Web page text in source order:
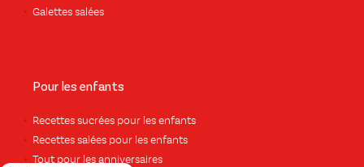
Galettes salées
Pour les enfants
Recettes sucrées pour les enfants
Recettes salées pour les enfants
Tout pour les anniversaires